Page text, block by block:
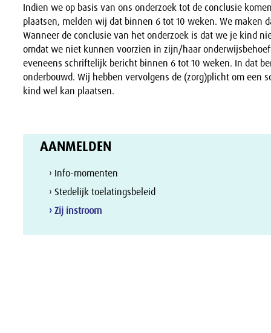
Indien we op basis van ons onderzoek tot de conclusie
plaatsen, melden wij dat binnen 6 tot 10 weken. We maken
Wanneer de conclusie van het onderzoek is dat we je kind
omdat we niet kunnen voorzien in zijn/haar
eveneens schriftelijk bericht binnen 6 tot 10 weken. In dat
onderbouwd. Wij hebben vervolgens de (zorg)plicht om een
kind wel kan plaatsen.
AANMELDEN
› Info-momenten
› Stedelijk toelatingsbeleid
› Zij instroom